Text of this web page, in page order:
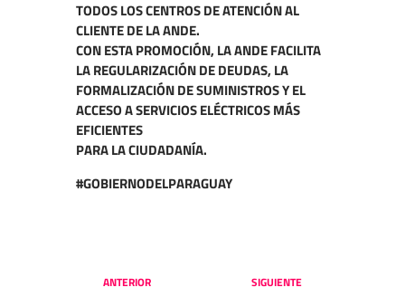
TODOS LOS CENTROS DE ATENCIÓN AL
CLIENTE DE LA ANDE.
CON ESTA PROMOCIÓN, LA ANDE FACILITA
LA REGULARIZACIÓN DE DEUDAS, LA
FORMALIZACIÓN DE SUMINISTROS Y EL
ACCESO A SERVICIOS ELÉCTRICOS MÁS
EFICIENTES
PARA LA CIUDADANÍA.
#GOBIERNODELPARAGUAY
Navegación
ANTERIOR SIGUIENTE